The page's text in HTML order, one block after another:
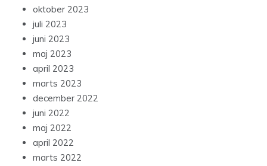
oktober 2023
juli 2023
juni 2023
maj 2023
april 2023
marts 2023
december 2022
juni 2022
maj 2022
april 2022
marts 2022